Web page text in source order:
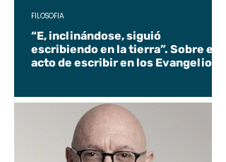
“E, inclinándose, siguió
escribiendo en la tierra”. Sobre el
acto de escribir en los Evangelios.
FILOSOFÍA